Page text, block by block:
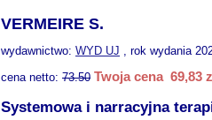
VERMEIRE S.
wydawnictwo: WYD UJ , rok wydania
cena netto: 73.50 Twoja cena 69,83
Systemowa i narracyjna